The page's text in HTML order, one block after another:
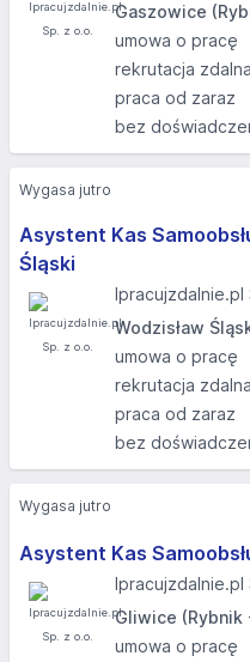
Gaszowice
umowa o pracę
rekrutacja zdalna
praca od zaraz
bez
Asystent Kas
Śląski
Ipracujzdalnie.pl
Wodzisław
umowa o pracę
rekrutacja zdalna
praca od zaraz
bez
Wygasa jutro
Asystent Kas
Ipracujzdalnie.pl
Gliwice (Rybnik
umowa o pracę
Wygasa jutro